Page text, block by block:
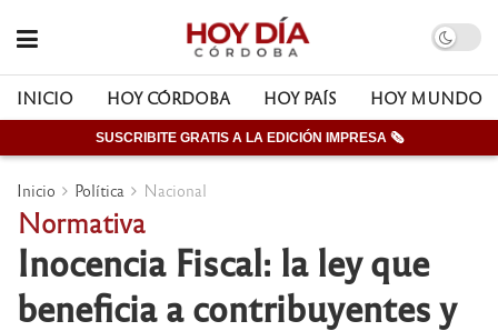
INICIO HOY CÓRDOBA HOY PAÍS HOY MUNDO
SUSCRIBITE GRATIS A LA EDICIÓN IMPRESA 🗞
Inicio Política Nacional
Normativa
Inocencia Fiscal: la ley que
beneficia a contribuyentes y